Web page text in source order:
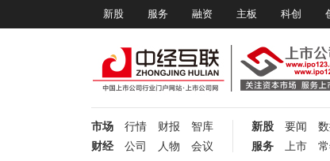
新股 服务 融资 主板 科创
市场 行情 财报
智库
财经
公司 人物 会议
新股 要闻
服务
上市